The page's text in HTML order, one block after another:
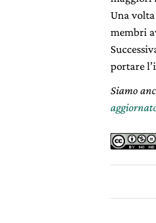
Una
membri
portare
Siamo